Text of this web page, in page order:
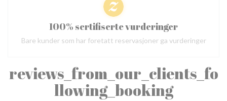
reviews_from_our_clients_fo
llowing_booking
100% sertifiserte vurderinger
Bare kunder som har foretatt reservasjoner ga vurderinger